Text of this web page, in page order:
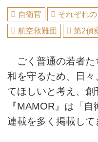
自衛官
それぞれ
航空救難団
第2偵
ごく普通の若者た
和を守るため、日
てほしいと考え、
『MAMOR』は「
連載を多く掲載して